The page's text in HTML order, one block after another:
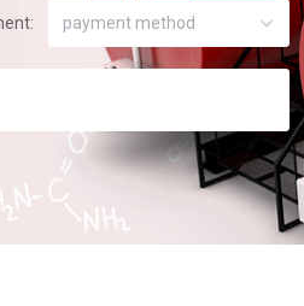
payment method